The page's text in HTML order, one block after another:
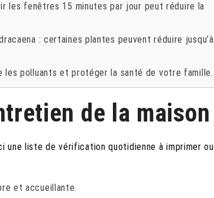
les fenêtres 15 minutes par jour peut réduire la
: certaines plantes peuvent réduire jusqu’à
les polluants et protéger la santé de votre famille.
de la maison
une liste de vérification quotidienne à imprimer ou
et accueillante.